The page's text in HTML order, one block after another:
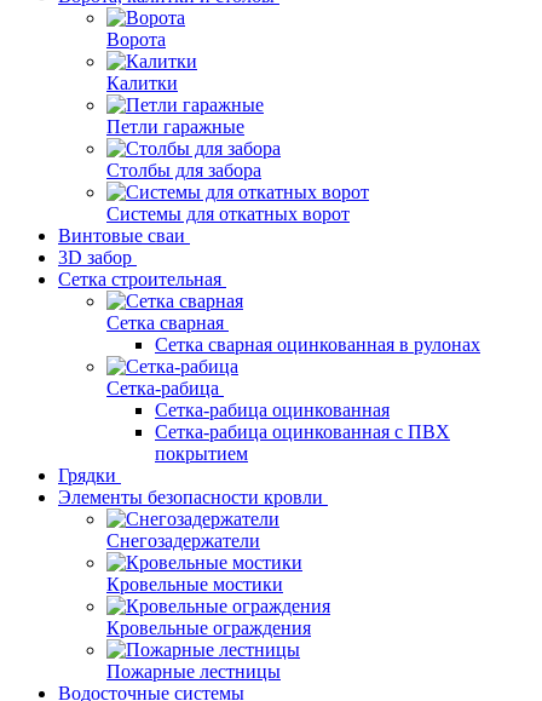
Ворота
Калитки
Петли гаражные
Столбы для забора
Системы для откатных ворот
Винтовые сваи
3D забор
Сетка строительная
Сетка сварная
Сетка сварная оцинкованная в рулонах
Сетка-рабица
Сетка-рабица оцинкованная
Сетка-рабица оцинкованная с ПВХ
покрытием
Грядки
Элементы безопасности кровли
Снегозадержатели
Кровельные мостики
Кровельные ограждения
Пожарные лестницы
Водосточные системы